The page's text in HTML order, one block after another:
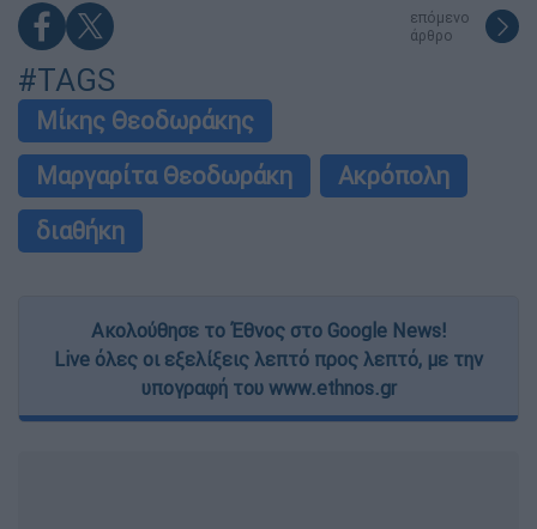
επόμενο
άρθρο
#TAGS
Μίκης Θεοδωράκης
Μαργαρίτα Θεοδωράκη
Ακρόπολη
διαθήκη
Ακολούθησε το Έθνος στο Google News!
Live όλες οι εξελίξεις λεπτό προς λεπτό, με την
υπογραφή του www.ethnos.gr